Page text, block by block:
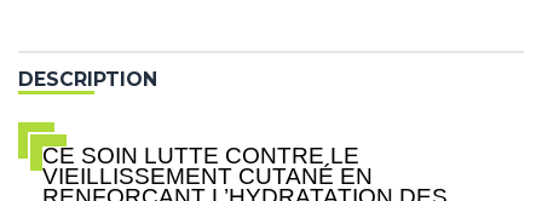
DESCRIPTION
CE SOIN LUTTE CONTRE LE
VIEILLISSEMENT CUTANÉ EN